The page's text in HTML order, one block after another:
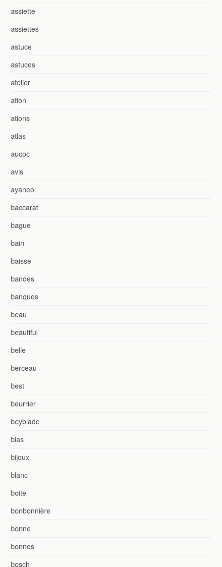
assiette
assiettes
astuce
astuces
atelier
ation
ations
atlas
aucoc
avis
ayaneo
baccarat
bague
bain
baisse
bandes
banques
beau
beautiful
belle
berceau
best
beurrier
beyblade
bias
bijoux
blanc
boite
bonbonnière
bonne
bonnes
bosch